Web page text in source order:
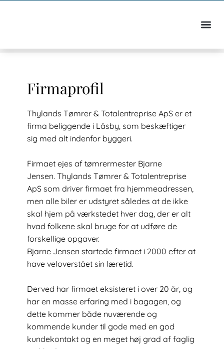
Firmaprofil
Thylands Tømrer & Totalentreprise ApS er et
firma beliggende i Låsby, som beskæftiger
sig med alt indenfor byggeri.
Firmaet ejes af tømrermester Bjarne
Jensen. Thylands Tømrer & Totalentreprise
ApS som driver firmaet fra hjemmeadressen,
men alle biler er udstyret således at de ikke
skal hjem på værkstedet hver dag, der er alt
hvad folkene skal bruge for at udføre de
forskellige opgaver.
Bjarne Jensen startede firmaet i 2000 efter at
have veloverstået sin læretid.
Derved har firmaet eksisteret i over 20 år, og
har en masse erfaring med i bagagen, og
dette kommer både nuværende og
kommende kunder til gode med en god
kundekontakt og en meget høj grad af faglig